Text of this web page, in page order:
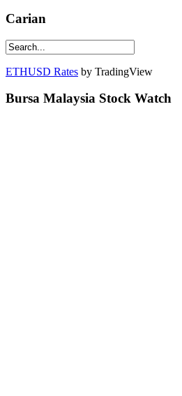
Carian
ETHUSD Rates by TradingView
Bursa Malaysia Stock Watch